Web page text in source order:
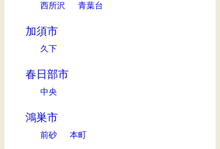
西所沢
青葉台
加須市
久下
春日部市
中央
鴻巣市
前砂 本町